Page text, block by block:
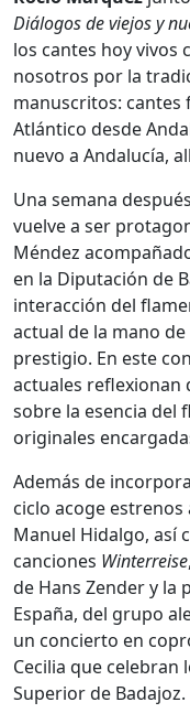
Diálogos de viejos y
los cantes hoy vivos
nosotros por la
manuscritos: cantes
Atlántico desde
nuevo a Andalucía,
Una semana
vuelve a ser
Méndez
en la Diputación de
interacción del
actual de la mano
prestigio. En este
actuales reflexionan
sobre la esencia del
originales
Además de
ciclo acoge
Manuel Hidalgo, así
canciones Winterreise
de Hans Zender y la
España, del grupo
un concierto en
Cecilia que celebran
Superior de Badajoz.